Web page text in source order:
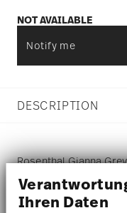
Ihren Daten
NOT AVAILABLE
Notify me
DESCRIPTION
Rosenthal Gianna
h 36,0 cm, Glass